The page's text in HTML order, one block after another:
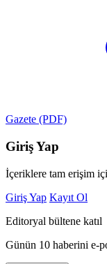
Gazete (PDF)
Giriş Yap
İçeriklere tam erişim
Giriş Yap Kayıt Ol
Editoryal bültene katıl
Günün 10 haberini e-